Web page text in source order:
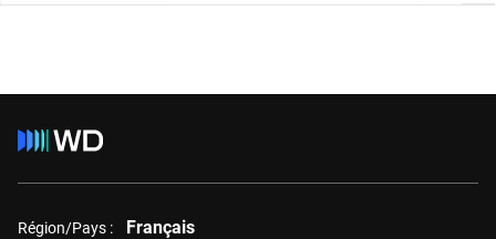
Région/Pays : Français